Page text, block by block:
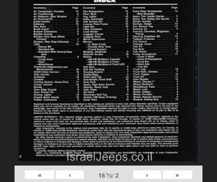
«
‹
2של16
›
»